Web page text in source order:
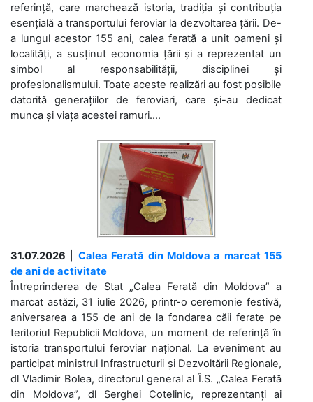
referință, care marchează istoria, tradiția și contribuția
esențială a transportului feroviar la dezvoltarea țării. De-
a lungul acestor 155 ani, calea ferată a unit oameni și
localități, a susținut economia țării și a reprezentat un
simbol al responsabilității, disciplinei și
profesionalismului. Toate aceste realizări au fost posibile
datorită generațiilor de feroviari, care și-au dedicat
munca și viața acestei ramuri....
31.07.2026
Calea Ferată din Moldova a marcat 155
de ani de activitate
Întreprinderea de Stat „Calea Ferată din Moldova” a
marcat astăzi, 31 iulie 2026, printr-o ceremonie festivă,
aniversarea a 155 de ani de la fondarea căii ferate pe
teritoriul Republicii Moldova, un moment de referință în
istoria transportului feroviar național. La eveniment au
participat ministrul Infrastructurii și Dezvoltării Regionale,
dl Vladimir Bolea, directorul general al Î.S. „Calea Ferată
din Moldova”, dl Serghei Cotelinic, reprezentanți ai